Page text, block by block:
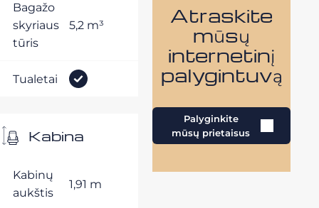
Bagažo
skyriaus
tūris
5,2 m³
Tualetai
Kabina
Kabinų
aukštis
1,91 m
Atraskite
mūsų
internetinį
palygintuvą
Palyginkite
mūsų prietaisus